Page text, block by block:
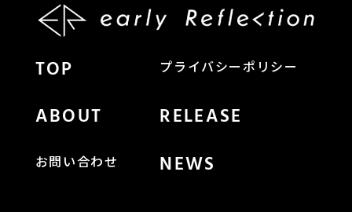
TOP プライバシーポリシー
ABOUT RELEASE
お問い合わせ NEWS